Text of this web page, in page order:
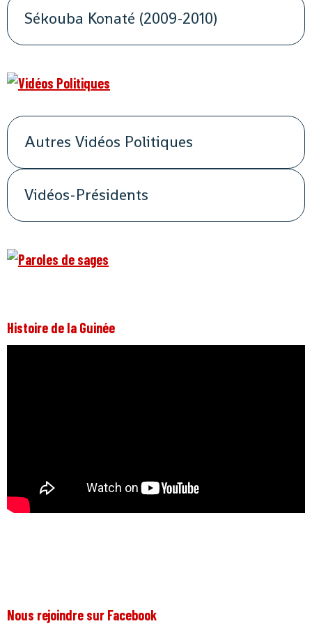
Sékouba Konaté (2009-2010)
Autres Vidéos Politiques
Vidéos-Présidents
Histoire de la Guinée
Nous rejoindre sur Facebook